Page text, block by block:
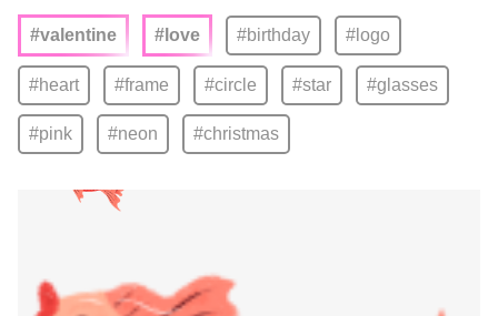
#valentine #love #birthday #logo
#heart #frame #circle #star #glasses
#pink #neon #christmas